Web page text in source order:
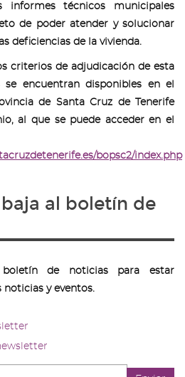
técnicos municipales
de poder atender y solucionar
deficiencias de la vivienda.
criterios de adjudicación de esta
se encuentran disponibles en el
de Santa Cruz de Tenerife
al que se puede acceder en el
bopsc2/index.php
al boletín de
de noticias para estar
y eventos.